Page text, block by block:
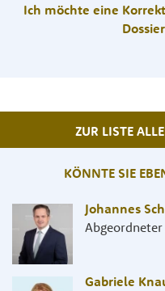
Ich möchte eine
ZUR LISTE
KÖNNTE SIE
Johannes
Gabriele